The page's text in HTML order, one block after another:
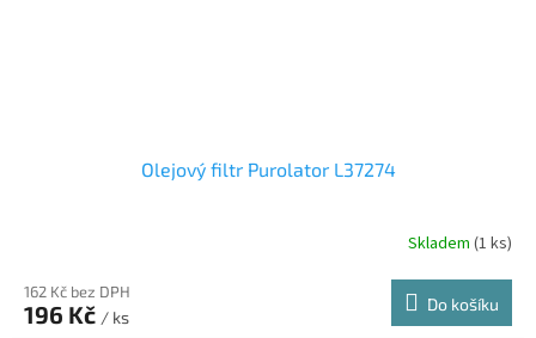
Olejový filtr Purolator L37274
Skladem (1 ks)
162 Kč bez DPH
196 Kč / ks
Do košíku